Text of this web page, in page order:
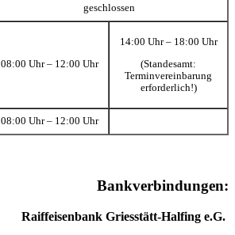
geschlossen
08:00 Uhr – 12:00 Uhr
14:00 Uhr – 18:00 Uhr
(Standesamt:
Terminvereinbarung
erforderlich!)
08:00 Uhr – 12:00 Uhr
Bankverbindungen:
Raiffeisenbank Griesstätt-Halfing e.G.